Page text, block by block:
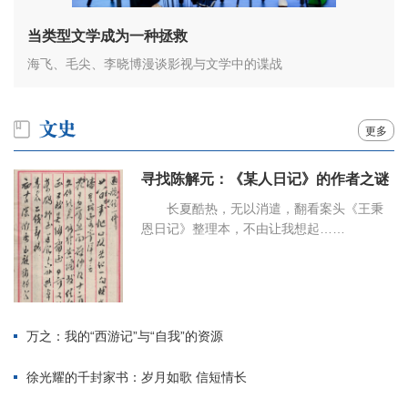
当类型文学成为一种拯救
海飞、毛尖、李晓博漫谈影视与文学中的谍战
更多
寻找陈解元：《某人日记》的作者之谜
长夏酷热，无以消遣，翻看案头《王秉
恩日记》整理本，不由让我想起……
万之：我的“西游记”与“自我”的资源
徐光耀的千封家书：岁月如歌 信短情长